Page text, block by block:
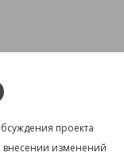
проекта
внесении изменений